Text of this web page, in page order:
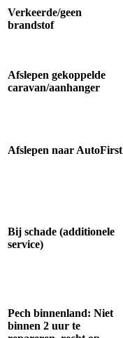
Verkeerde/geen
brandstof
Afslepen gekoppelde
caravan/aanhanger
Afslepen naar AutoFirst
Bij schade (additionele
service)
Pech binnenland: Niet
binnen 2 uur te